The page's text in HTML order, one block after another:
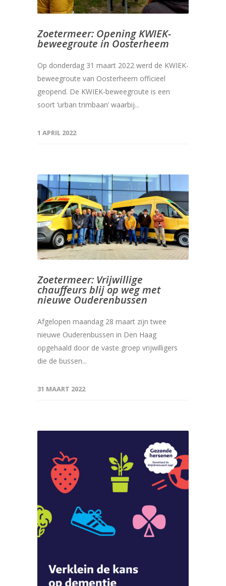
Zoetermeer: Opening KWIEK-
beweegroute in Oosterheem
Op donderdag 31 maart 2022 werd de KWIEK-
beweegroute van Oosterheem officieel
geopend. De KWIEK-beweegroute is een
soort ‘urban trimbaan’ waarbij...
1 APRIL 2022
Zoetermeer: Vrijwillige
chauffeurs blij op weg met
nieuwe Ouderenbussen
Afgelopen maandag 28 maart zijn twee
nieuwe Ouderenbussen in Den Haag
opgehaald door de vaste groep vrijwilligers
die de bussen...
31 MAART 2022